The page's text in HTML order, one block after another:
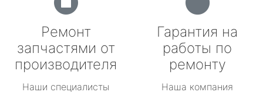
Ремонт
запчастями от
производителя
Наши специалисты
Гарантия на
работы по
ремонту
Наша компания